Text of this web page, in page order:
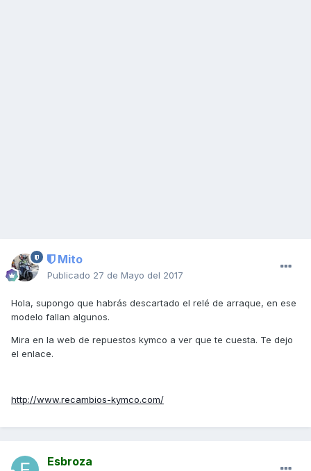
Mito
Publicado 27 de Mayo del 2017
Hola, supongo que habrás descartado el relé de arraque, en ese
modelo fallan algunos.
Mira en la web de repuestos kymco a ver que te cuesta. Te dejo
el enlace.
http://www.recambios-kymco.com/
Esbroza